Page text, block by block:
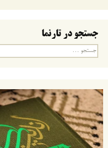
جستجو در تارنما
جستجو